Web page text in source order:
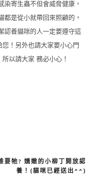
染寄生蟲不但會威脅健康，
都是從小就帶回來照顧的，
認養貓咪的人一定要遵守這
！另外也請大家要小心門
以請大家 務必小心！
要牠? 嬌嫩的小柳丁開放認
養！(貓咪已經送出^^)